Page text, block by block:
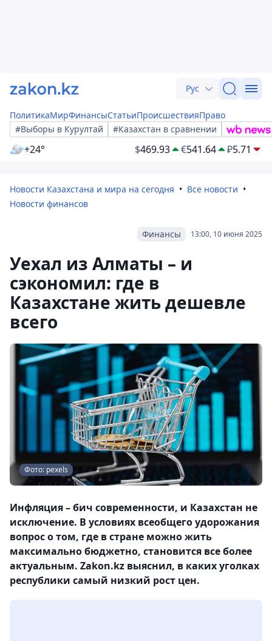
Рус
ПолитикаМирФинансыСтатьиПроисшествияПраво
#Выборы в Курултай
#Казахстан в сравнении
+24° $469.93 €541.64 ₽5.71
Новости Казахстана и мира на сегодня
Все новости
Новости финансов
13:00, 10 июня 2025
Финансы
Уехал из Алматы – и
сэкономил: где в
Казахстане жить дешевле
всего
Фото: pexels
Инфляция – бич современности, и Казахстан не
исключение. В условиях всеобщего удорожания
вопрос о том, где в стране можно жить
максимально бюджетно, становится все более
актуальным. Zakon.kz выяснил, в каких уголках
республики самый низкий рост цен.